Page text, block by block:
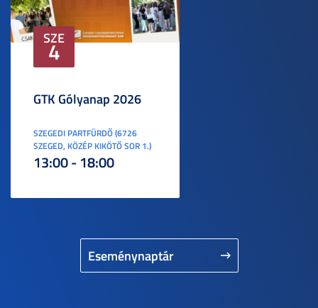
Eseménynaptár
SZE
4
GTK Gólyanap 2026
SZEGEDI PARTFÜRDŐ (6726
SZEGED, KÖZÉP KIKÖTŐ SOR 1.)
13:00 - 18:00